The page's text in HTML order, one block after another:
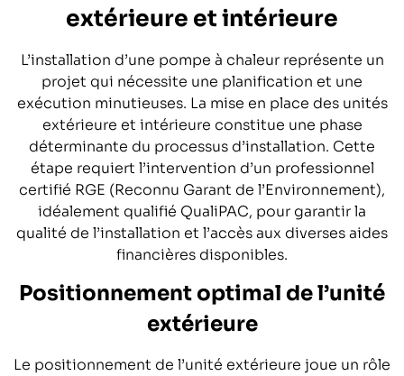
extérieure et intérieure
L’installation d’une pompe à chaleur représente un
projet qui nécessite une planification et une
exécution minutieuses. La mise en place des unités
extérieure et intérieure constitue une phase
déterminante du processus d’installation. Cette
étape requiert l’intervention d’un professionnel
certifié RGE (Reconnu Garant de l’Environnement),
idéalement qualifié QualiPAC, pour garantir la
qualité de l’installation et l’accès aux diverses aides
financières disponibles.
Positionnement optimal de l’unité
extérieure
Le positionnement de l’unité extérieure joue un rôle